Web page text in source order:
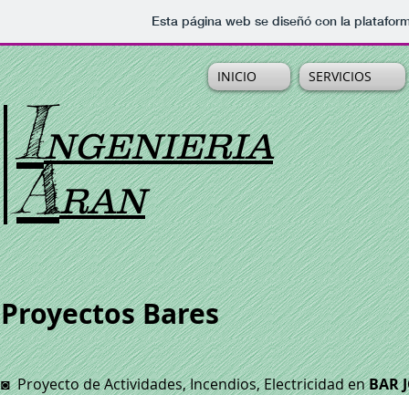
Esta página web se diseñó con la
INICIO SERVICIOS
INGENIERIA
ARAN
Proyectos Bares
◙Proyecto de Actividades, Incendios, Electricidad enBAR